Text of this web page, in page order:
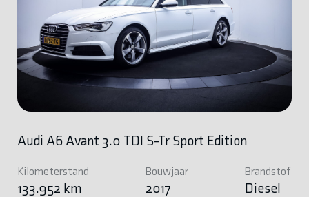
Audi A6 Avant 3.0 TDI S-Tr Sport Edition
Kilometerstand
133.952 km
Bouwjaar
2017
Brandstof
Diesel